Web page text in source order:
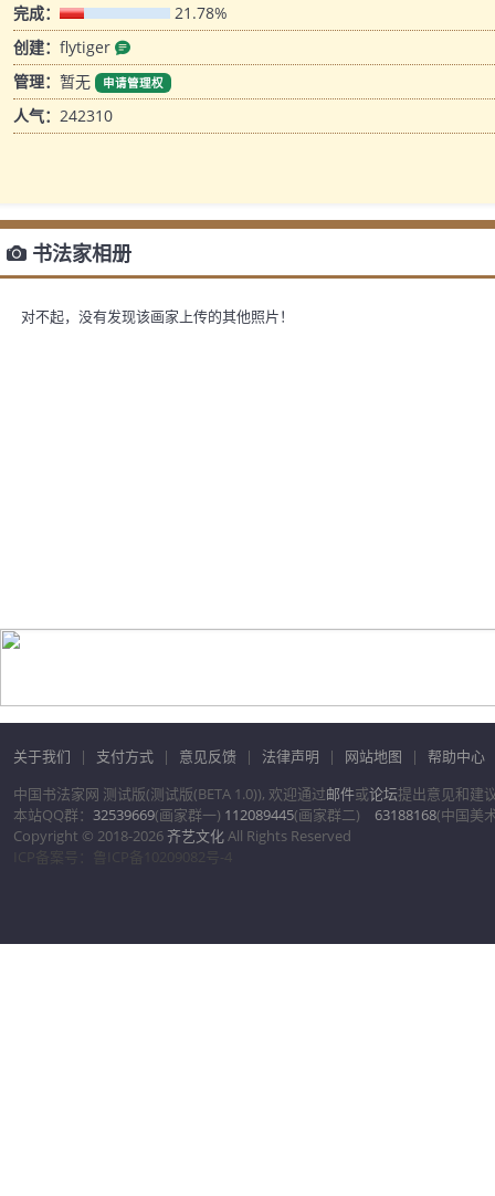
完成：
21.78%
创建： flytiger
管理： 暂无 申请管理权
人气： 242310
书法家相册
对不起，没有发现该画家上传的其他照片！
关于我们 | 支付方式 | 意见反馈 | 法律声明 | 网站地图 | 帮助中心
中国书法家网 测试版(测试版(BETA 1.0)), 欢迎通过邮件或论坛提出意见和建
本站QQ群： 32539669(画家群一) 112089445(画家群二) 63188168(中国美
Copyright © 2018-2026 齐艺文化All Rights Reserved